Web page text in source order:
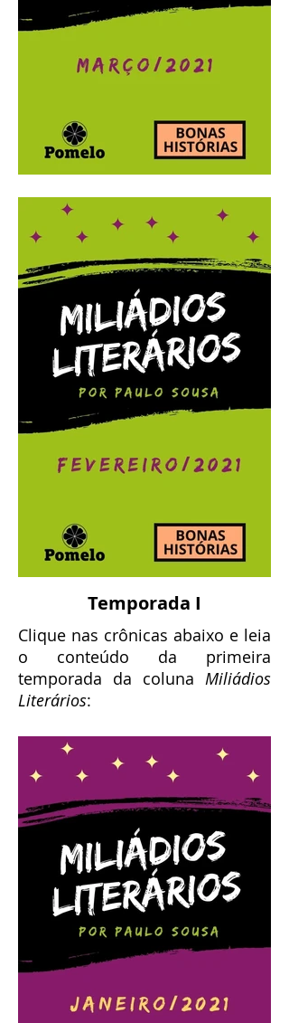
Miliádios Literários:
março/2021
Miliádios Literários:
fevereiro/2021
Temporada I
Clique nas crônicas abaixo e leia
o conteúdo da primeira
temporada da coluna Miliádios
Literários: